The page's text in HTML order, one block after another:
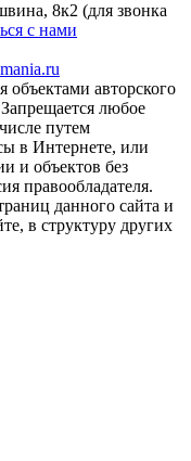
8к2 (для звонка
с нами
объектами авторского
любое
путем
в Интернете, или
и объектов без
правообладателя.
данного сайта и
в структуру других